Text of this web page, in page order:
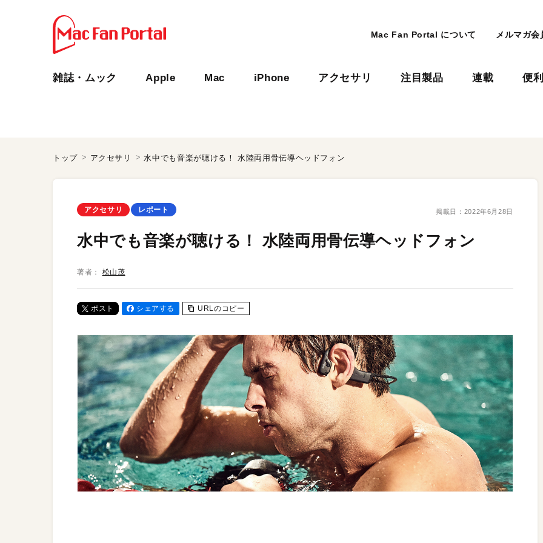
Mac Fan Portal について メルマガ会
雑誌・ムック Apple Mac iPhone アクセサリ 注目製品 連載 便
トップ アクセサリ 水中でも音楽が聴ける！ 水陸両用骨伝導ヘッドフォン
アクセサリ レポート 掲載日： 2022年6月28日
水中でも音楽が聴ける！ 水陸両用骨伝導ヘッドフォン
著者： 松山茂
ポスト シェアする URLのコピー